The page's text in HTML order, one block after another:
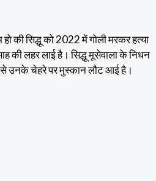
की सिद्धू को 2022 में गोली मरकर हत्या
की लहर लाई है। सिद्धू मूसेवाला के निधन
उनके चेहरे पर मुस्कान लौट आई है।